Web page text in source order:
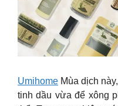
Umihome Mùa dịch
tinh dầu vừa để xông